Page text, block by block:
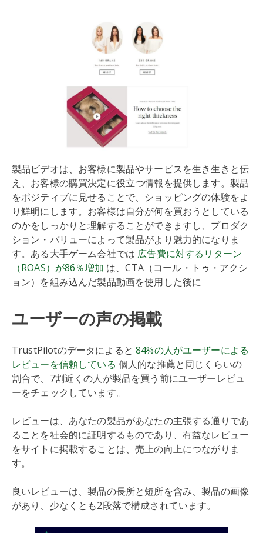
製品ビデオは、お客様に製品やサービスを生き生きと伝
え、お客様の購買決定に役立つ情報を提供します。製品
をポジティブに見せることで、ショッピングの体験をよ
り鮮明にします。お客様は自分が何を買おうとしている
のかをしっかりと理解することができますし、プロダク
ション・バリューによって製品がより魅力的になりま
す。ある大手ゲーム会社では 広告費に対するリターン
（ROAS）が86％増加 は、CTA（コール・トゥ・アクシ
ョン）を組み込んだ製品動画を使用した後に
ユーザーの声の掲載
TrustPilotのデータによると84%の人がユーザーによる
レビューを信頼している 個人的な推薦と同じくらいの
割合で、7割近くの人が製品を買う前にユーザーレビュ
ーをチェックしています。
レビューは、あなたの製品があなたの主張する通りであ
ることを社会的に証明するものであり、有益なレビュー
をサイトに掲載することは、売上の向上につながりま
す。
良いレビューは、製品の長所と短所を含み、製品の画像
があり、少なくとも2段落で構成されています。